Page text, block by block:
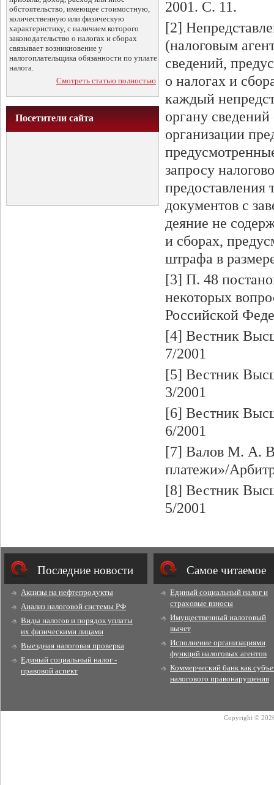
обстоятельство, имеющее стоимостную,
количественную или физическую
характеристику, с наличием которого
законодательство о налогах и сборах
связывает возникновение у
налогоплательщика обязанности по уплате
налога.
Смотреть статью полностью
Посетители сайта
2001. С. 11.
[2]
(налоговым
сведений,
о налогах и
каждый
органу
организации
запросу
предоставления
документов с
деяние не
и сборах,
штрафа в
[3] П. 48
некоторых
Российской
[4] Вестник
7/2001
[5] Вестник
3/2001
[6] Вестник
6/2001
[7] Валов М. А.
платежи»/
[8] Вестник
5/2001
Последние новости
Акцизы на нефтепродукты
Анализ налоговой системы РФ
Виды налогов и порядок уплаты
их физическими лицами
Выездная налоговая проверка
Единый социальный налог -
правовой аспект
Cамое читаемое
Единый социальный налог и
страховые взносы
Имущественный налоговый
вычет
Исполнение организациями
функций налоговых агентов
Коммерческий банк как
налогового правонарушения
Copyright ©